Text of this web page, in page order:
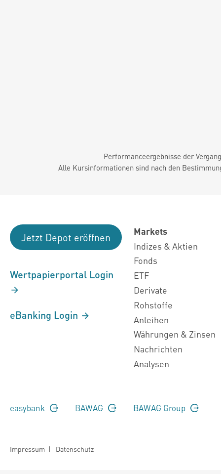
Performanceergebnisse der
Alle Kursinformationen sind nach den
Jetzt Depot eröffnen
Wertpapierportal Login
eBanking Login
Markets
Indizes & Aktien
Fonds
ETF
Derivate
Rohstoffe
Anleihen
Währungen & Zinsen
Nachrichten
Analysen
easybank BAWAG BAWAG Group
Impressum | Datenschutz